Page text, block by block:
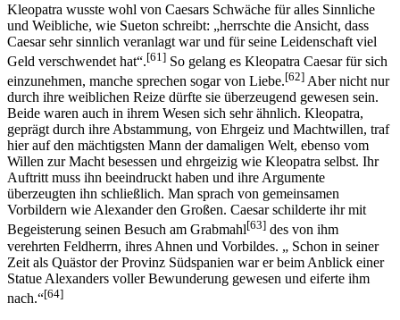
Kleopatra wusste wohl von Caesars Schwäche für alles Sinnliche
und Weibliche, wie Sueton schreibt: „herrschte die Ansicht, dass
Caesar sehr sinnlich veranlagt war und für seine Leidenschaft viel
Geld verschwendet hat“.[61] So gelang es Kleopatra Caesar für sich
einzunehmen, manche sprechen sogar von Liebe.[62] Aber nicht nur
durch ihre weiblichen Reize dürfte sie überzeugend gewesen sein.
Beide waren auch in ihrem Wesen sich sehr ähnlich. Kleopatra,
geprägt durch ihre Abstammung, von Ehrgeiz und Machtwillen, traf
hier auf den mächtigsten Mann der damaligen Welt, ebenso vom
Willen zur Macht besessen und ehrgeizig wie Kleopatra selbst. Ihr
Auftritt muss ihn beeindruckt haben und ihre Argumente
überzeugten ihn schließlich. Man sprach von gemeinsamen
Vorbildern wie Alexander den Großen. Caesar schilderte ihr mit
Begeisterung seinen Besuch am Grabmahl[63] des von ihm
verehrten Feldherrn, ihres Ahnen und Vorbildes. „ Schon in seiner
Zeit als Quästor der Provinz Südspanien war er beim Anblick einer
Statue Alexanders voller Bewunderung gewesen und eiferte ihm
nach.“[64]